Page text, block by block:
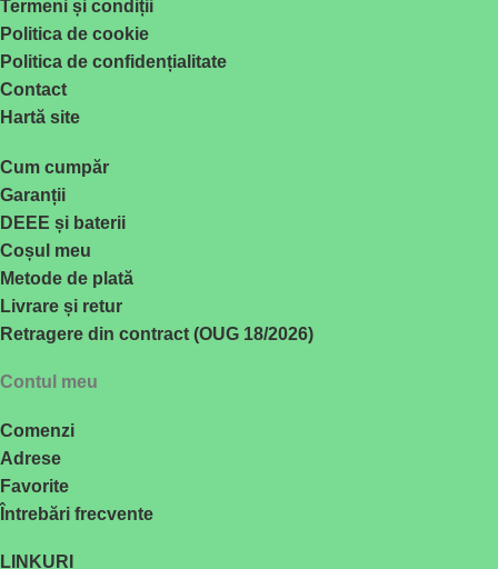
Termeni și condiții
Politica de cookie
Politica de confidențialitate
Contact
Hartă site
Cum cumpăr
Garanții
DEEE și baterii
Coșul meu
Metode de plată
Livrare și retur
Retragere din contract (OUG 18/2026)
Contul meu
Comenzi
Adrese
Favorite
Întrebări frecvente
LINKURI